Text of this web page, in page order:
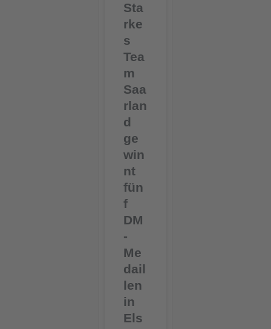
Sta
rke
s
Tea
m
Saa
rlan
d
ge
win
nt
fün
f
DM
-
Me
dail
len
in
Els